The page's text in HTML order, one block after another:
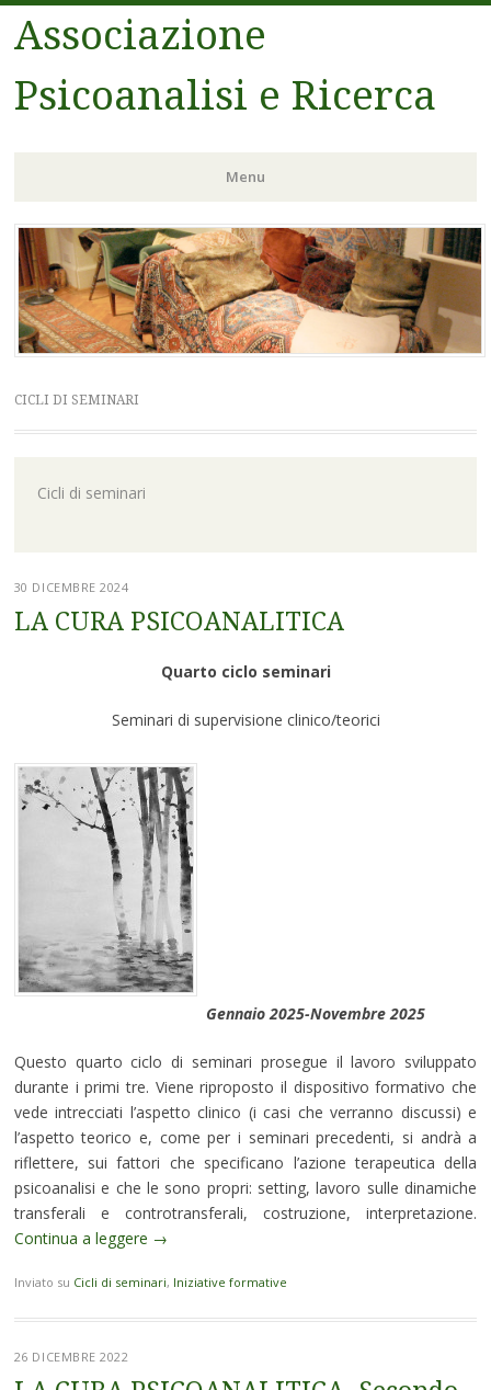
Associazione
Psicoanalisi e Ricerca
Menu
Vai
al
contenuto
CICLI DI SEMINARI
Cicli di seminari
30 DICEMBRE 2024
LA CURA PSICOANALITICA
Quarto ciclo seminari
Seminari di supervisione clinico/teorici
Gennaio 2025-Novembre 2025
Questo quarto ciclo di seminari prosegue il lavoro sviluppato
durante i primi tre. Viene riproposto il dispositivo formativo che
vede intrecciati l’aspetto clinico (i casi che verranno discussi) e
l’aspetto teorico e, come per i seminari precedenti, si andrà a
riflettere, sui fattori che specificano l’azione terapeutica della
psicoanalisi e che le sono propri: setting, lavoro sulle dinamiche
transferali e controtransferali, costruzione, interpretazione.
Continua a leggere →
Inviato su Cicli di seminari, Iniziative formative
26 DICEMBRE 2022